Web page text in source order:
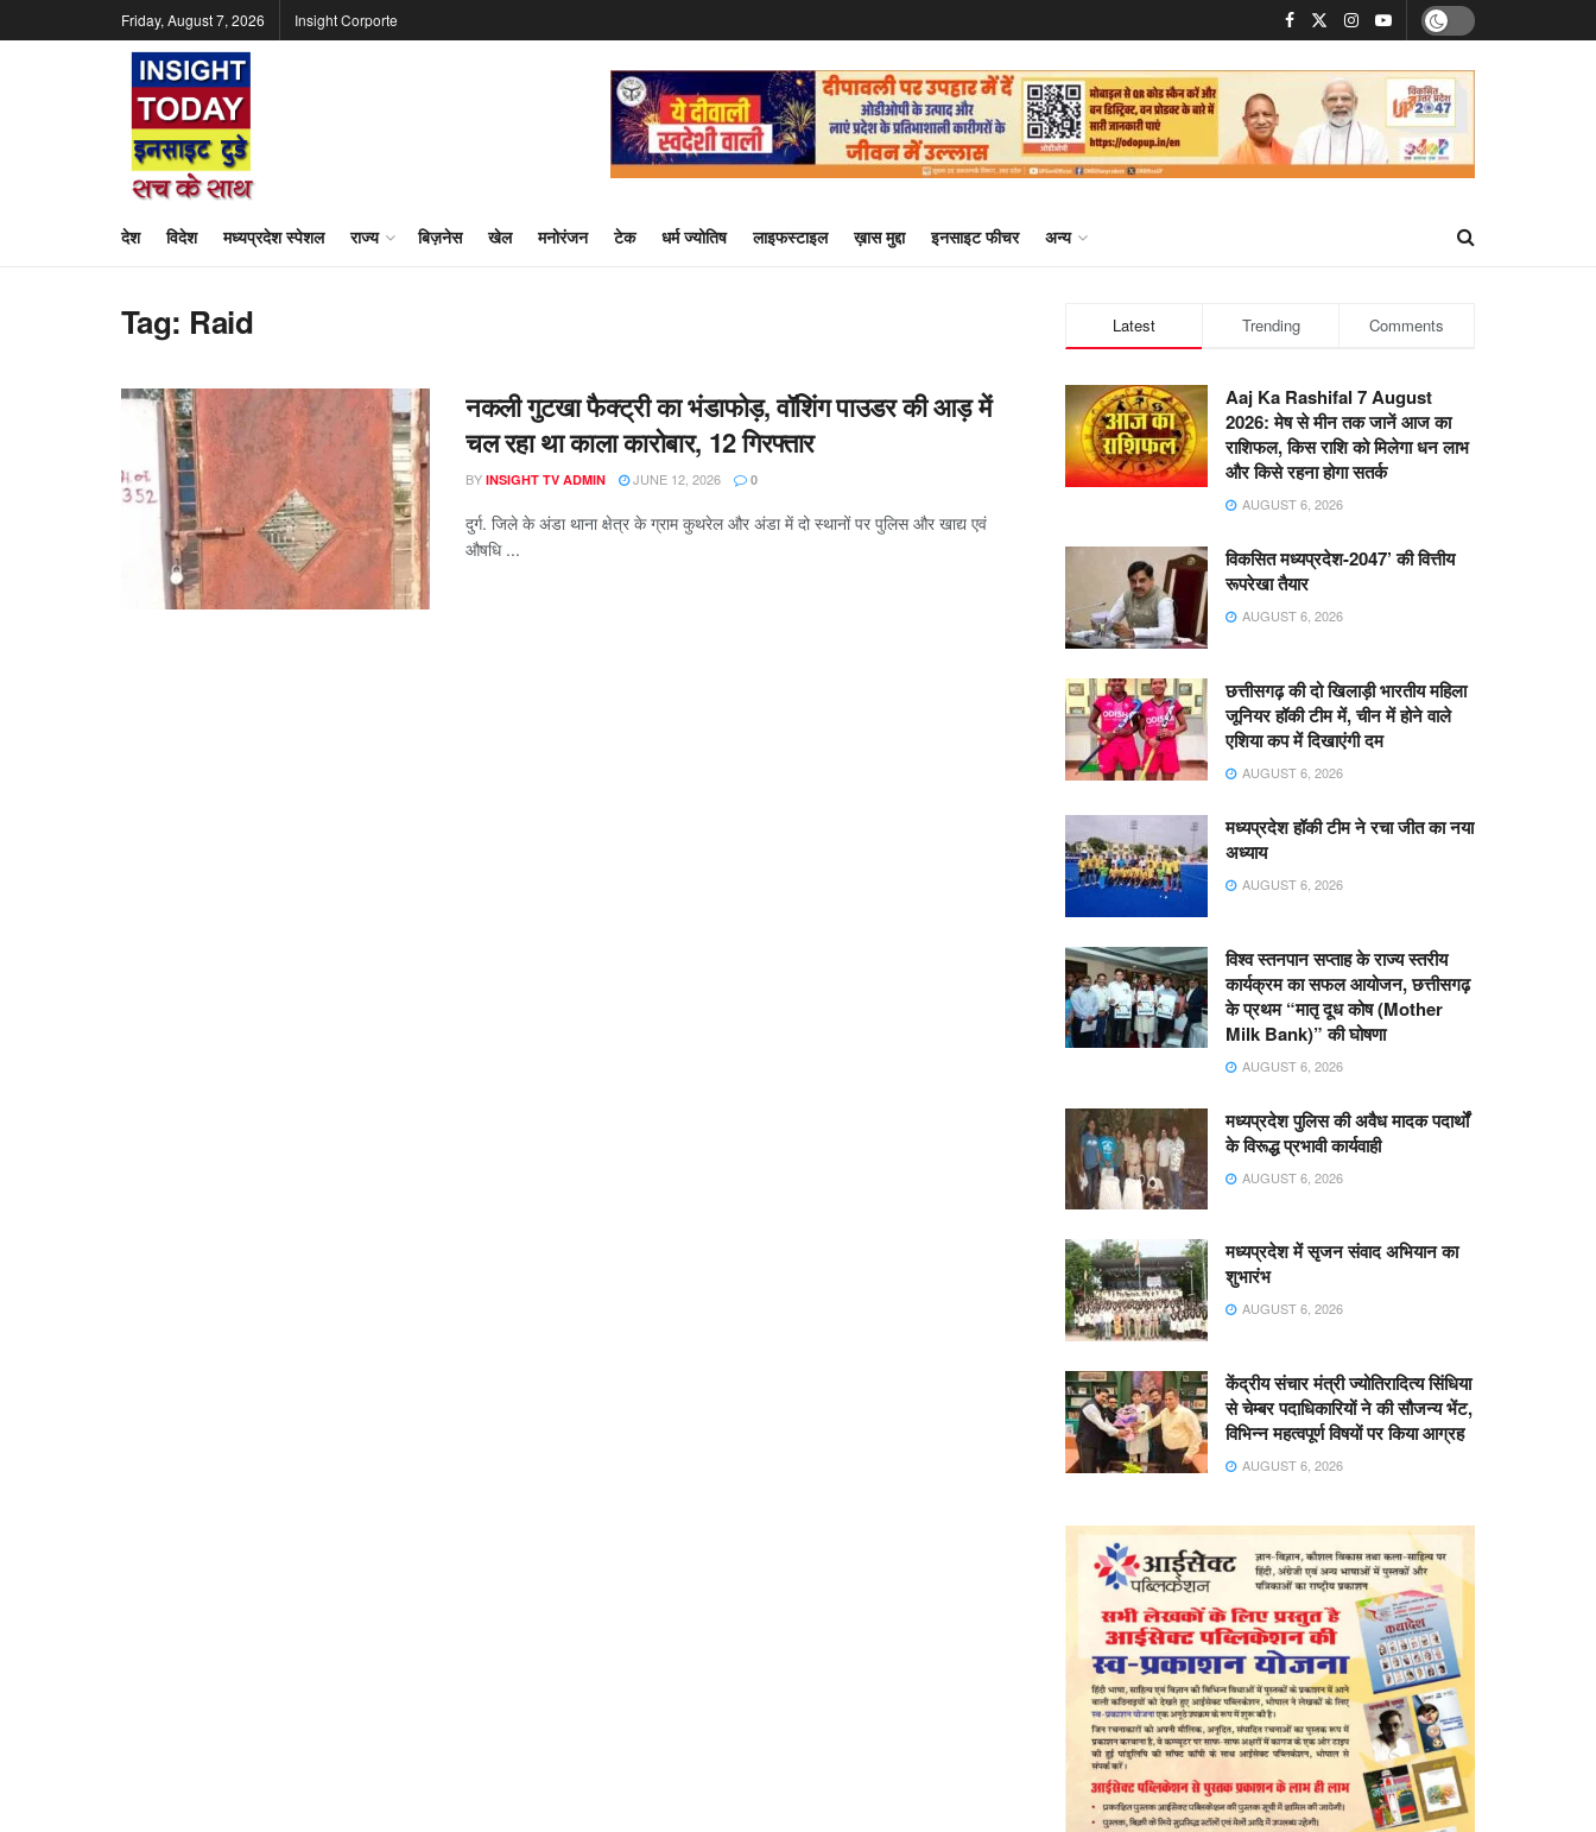
Friday, August 7, 2026 Insight Corporte
देश विदेश मध्यप्रदेश स्पेशल राज्य बिज़नेस खेल मनोरंजन टेक धर्म ज्योतिष लाइफस्टाइल ख़ास मुद्दा इनसाइट फीचर अन्य
Tag: Raid
नकली गुटखा फैक्ट्री का भंडाफोड़, वॉशिंग पाउडर की आड़ में
चल रहा था काला कारोबार, 12 गिरफ्तार
BY INSIGHT TV ADMIN JUNE 12, 2026 0
दुर्ग. जिले के अंडा थाना क्षेत्र के ग्राम कुथरेल और अंडा में दो स्थानों पर पुलिस और खाद्य एवं
औषधि ...
Latest Trending Comments
Aaj Ka Rashifal 7 August
2026: मेष से मीन तक जानें आज का
राशिफल, किस राशि को मिलेगा धन लाभ
और किसे रहना होगा सतर्क
AUGUST 6, 2026
विकसित मध्यप्रदेश-2047’ की वित्तीय
रूपरेखा तैयार
AUGUST 6, 2026
छत्तीसगढ़ की दो खिलाड़ी भारतीय महिला
जूनियर हॉकी टीम में, चीन में होने वाले
एशिया कप में दिखाएंगी दम
AUGUST 6, 2026
मध्यप्रदेश हॉकी टीम ने रचा जीत का नया
अध्याय
AUGUST 6, 2026
विश्व स्तनपान सप्ताह के राज्य स्तरीय
कार्यक्रम का सफल आयोजन, छत्तीसगढ़
के प्रथम “मातृ दूध कोष (Mother
Milk Bank)” की घोषणा
AUGUST 6, 2026
मध्यप्रदेश पुलिस की अवैध मादक पदार्थों
के विरूद्ध प्रभावी कार्यवाही
AUGUST 6, 2026
मध्यप्रदेश में सृजन संवाद अभियान का
शुभारंभ
AUGUST 6, 2026
केंद्रीय संचार मंत्री ज्योतिरादित्य सिंधिया
से चेम्बर पदाधिकारियों ने की सौजन्य भेंट,
विभिन्न महत्वपूर्ण विषयों पर किया आग्रह
AUGUST 6, 2026